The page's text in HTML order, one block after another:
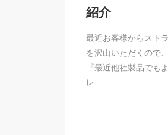
紹介
最近お客様からスト
を沢山いただくので
『最近他社製品でも
レ…